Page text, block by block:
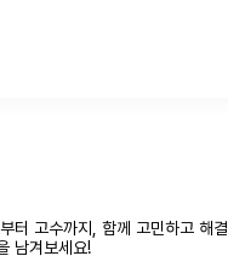
터 고수까지, 함께 고민하고 해
남겨보세요!